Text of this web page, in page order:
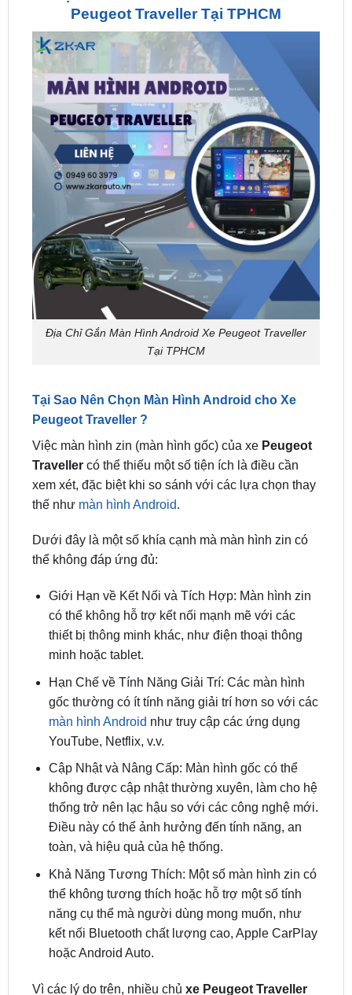
Địa Chỉ Gắn Màn Hình Android Xe Peugeot Traveller
Tại TPHCM
Tại Sao Nên Chọn Màn Hình Android cho Xe
Việc màn hình zin (màn hình gốc) của xePeugeot
Traveller có thể thiếu một số tiện ích là điều cần
xem xét, đặc biệt khi so sánh với các lựa chọn thay
thế nhưmàn hình Android.
Dưới đây là một số khía cạnh mà màn hình zin có
Giới Hạn về Kết Nối và Tích Hợp: Màn hình zin
thiết bị thông minh khác, như điện thoại thông
minh hoặc tablet.
Hạn Chế về Tính Năng Giải Trí: Các màn hình
gốc thường có ít tính năng giải trí hơn so với các
màn hình Android như truy cập các ứng dụng
YouTube, Netflix, v.v.
Cập Nhật và Nâng Cấp: Màn hình gốc có thể
không được cập nhật thường xuyên, làm cho hệ
thống trở nên lạc hậu so với các công nghệ mới.
Điều này có thể ảnh hưởng đến tính năng, an
toàn, và hiệu quả của hệ thống.
Khả Năng Tương Thích: Một số màn hình zin có
thể không tương thích hoặc hỗ trợ một số tính
năng cụ thể mà người dùng mong muốn, như
kết nối Bluetooth chất lượng cao, Apple CarPlay
hoặc Android Auto.
Vì các lý do trên, nhiều chủ
Android để có được trải nghiệm lái xe tốt hơn và